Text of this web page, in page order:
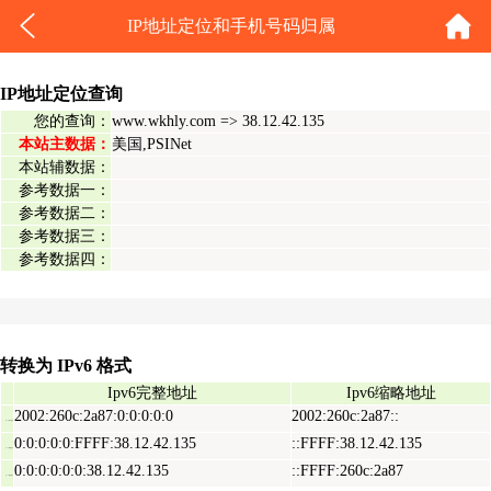
IP地址定位和手机号码归属
IP地址定位查询
您的查询： www.wkhly.com => 38.12.42.135
本站主数据： 美国,PSINet
本站辅数据：
参考数据一：
参考数据二：
参考数据三：
参考数据四：
转换为 IPv6 格式
Ipv6完整地址 Ipv6缩略地址
2002:260c:2a87:0:0:0:0:0 2002:260c:2a87::
0:0:0:0:0:FFFF:38.12.42.135 ::FFFF:38.12.42.135
0:0:0:0:0:0:38.12.42.135 ::FFFF:260c:2a87